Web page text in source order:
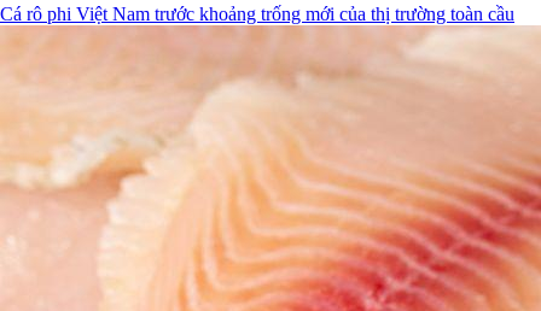
Cá rô phi Việt Nam trước khoảng trống mới của thị trường toàn cầu